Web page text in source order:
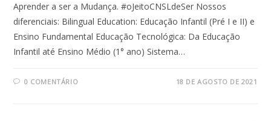
Aprender a ser a Mudança. #oJeitoCNSLdeSer Nossos
diferenciais: Bilingual Education: Educação Infantil (Pré I e II) e
Ensino Fundamental Educação Tecnológica: Da Educação
Infantil até Ensino Médio (1° ano) Sistema…
0 COMENTÁRIO 18 DE AGOSTO DE 2021